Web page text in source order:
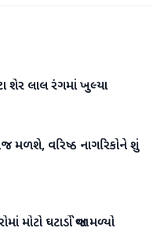
શેર લાલ રંગમાં ખુલ્યા
મળશે, વરિષ્ઠ નાગરિકોને શું
ઘટાડો જોવા મળ્યો